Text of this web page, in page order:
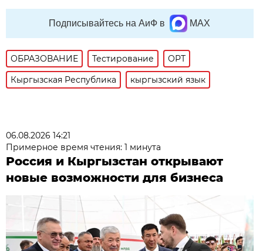
Подписывайтесь на АиФ в MAX
ОБРАЗОВАНИЕ Тестирование
ОРТ
Кыргызская Республика
кыргызский язык
06.08.2026 14:21
Примерное время чтения: 1 минута
Россия и Кыргызстан открывают
новые возможности для бизнеса